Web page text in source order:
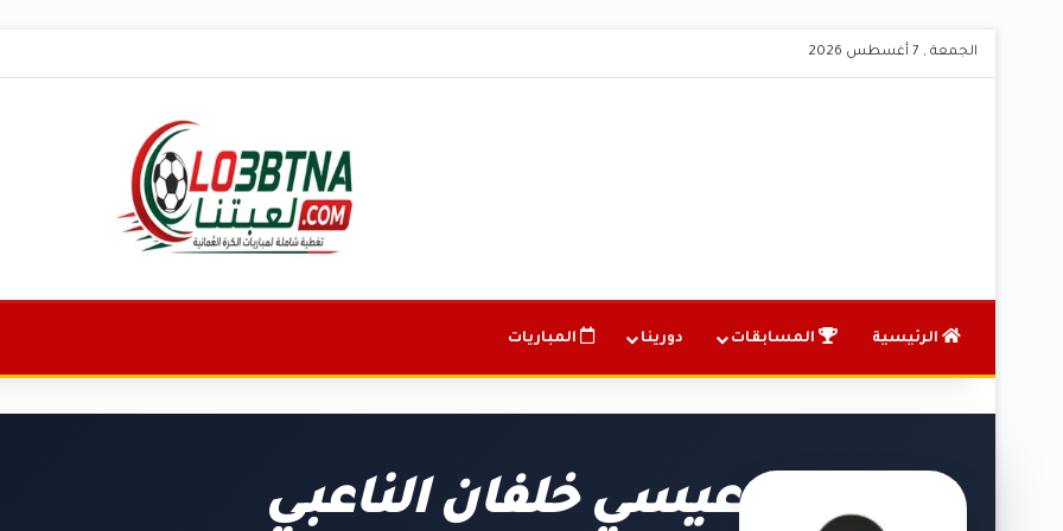
الجمعة , 7 أغسطس 2026
الرئيسية المسابقات دورينا المباريات
عيسي خلفان الناعبي